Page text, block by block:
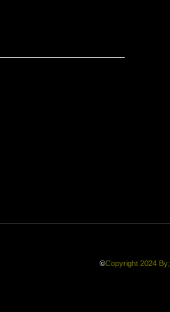
©Copyright 2024 By;